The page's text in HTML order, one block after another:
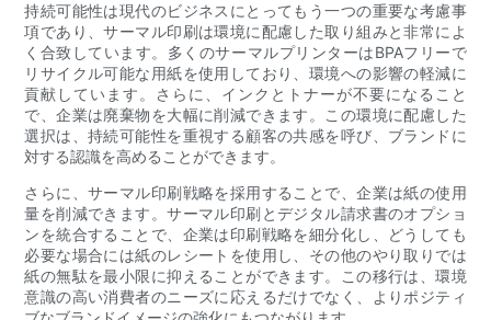
持続可能性は現代のビジネスにとってもう一つの重要な考慮事
項であり、サーマル印刷は環境に配慮した取り組みと非常によ
く合致しています。多くのサーマルプリンターはBPAフリーで
リサイクル可能な用紙を使用しており、環境への影響の軽減に
貢献しています。さらに、インクとトナーが不要になること
で、企業は廃棄物を大幅に削減できます。この環境に配慮した
選択は、持続可能性を重視する顧客の共感を呼び、ブランドに
対する認識を高めることができます。
さらに、サーマル印刷戦略を採用することで、企業は紙の使用
量を削減できます。サーマル印刷とデジタル請求書のオプショ
ンを統合することで、企業は印刷戦略を細分化し、どうしても
必要な場合には紙のレシートを使用し、その他のやり取りでは
紙の無駄を最小限に抑えることができます。この移行は、環境
意識の高い消費者のニーズに応えるだけでなく、よりポジティ